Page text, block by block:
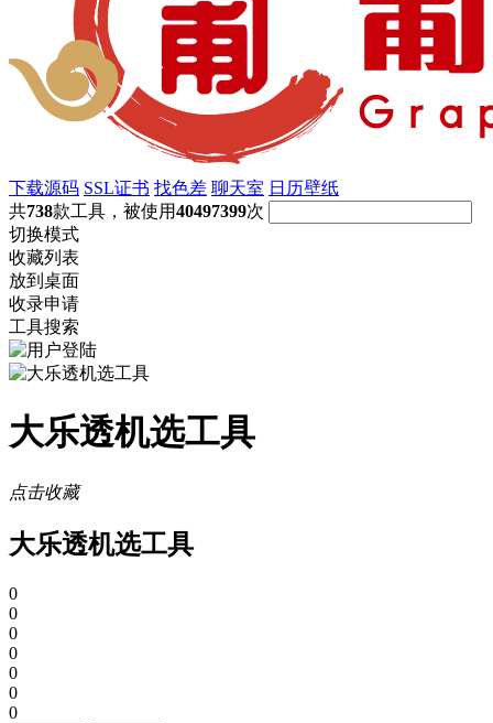
下载源码 SSL证书 找色差 聊天室 日历壁纸
共738款工具，被使用40497399次
切换模式
收藏列表
放到桌面
收录申请
工具搜索
大乐透机选工具
点击收藏
大乐透机选工具
0
0
0
0
0
0
0